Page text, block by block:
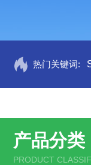
热门关键词:
产品分类
PRODUCT